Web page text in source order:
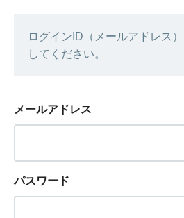
ログインID（メールアドレス
してください。
メールアドレス
パスワード